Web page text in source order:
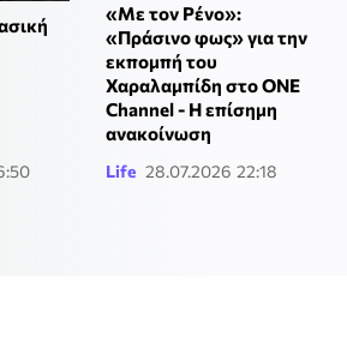
«Με τον Ρένο»:
«Πράσινο φως» για την
εκπομπή του
Χαραλαμπίδη στο ONE
Channel - Η επίσημη
ανακοίνωση
Life 28.07.2026 22:18